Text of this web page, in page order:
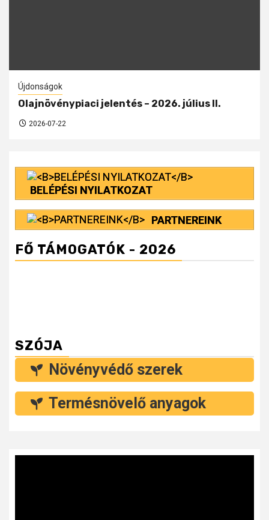
Újdonságok
Olajnövénypiaci jelentés – 2026. július II.
2026-07-22
BELÉPÉSI NYILATKOZAT
PARTNEREINK
FŐ TÁMOGATÓK - 2026
SZÓJA
Növényvédő szerek
Termésnövelő anyagok